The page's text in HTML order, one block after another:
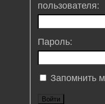
пользователя:
Пароль:
Запомнить
Войти